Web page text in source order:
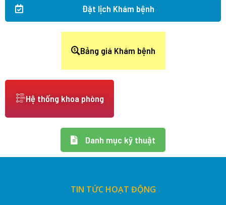
Đặt lịch Khám bệnh
Bảng giá Khám bệnh
Hệ thống khoa phòng
Danh mục kỹ thuật
TIN TỨC HOẠT ĐỘNG